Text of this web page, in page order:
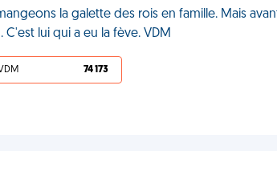
la galette des rois en famille. Mais
lui qui a eu la fève. VDM
74 173